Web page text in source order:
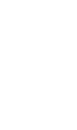
og
4 – "Særlige
(i) Cloudbackup;
kreditportal;
(v) Norton
Search og
Business; (viii)
til gendannelse;
Teknisk support
Promise). Hvis